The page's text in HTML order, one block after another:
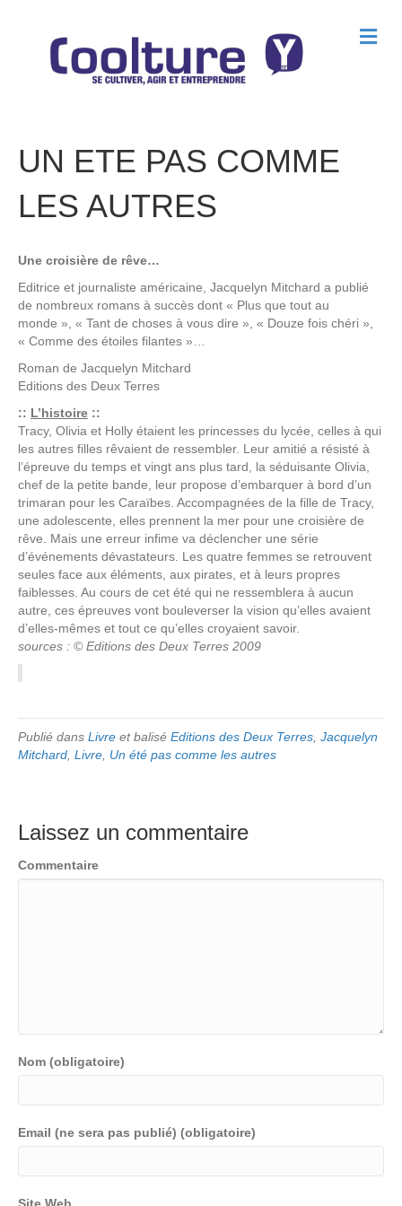
M
e
UN ETE PAS COMME
LES AUTRES
Une croisière de rêve…
Editrice et journaliste américaine, Jacquelyn Mitchard a publié
de nombreux romans à succès dont « Plus que tout au
monde », « Tant de choses à vous dire », « Douze fois chéri »,
« Comme des étoiles filantes »…
Roman de Jacquelyn Mitchard
Editions des Deux Terres
:: L’histoire ::
Tracy, Olivia et Holly étaient les princesses du lycée, celles à qui
les autres filles rêvaient de ressembler. Leur amitié a résisté à
l’épreuve du temps et vingt ans plus tard, la séduisante Olivia,
chef de la petite bande, leur propose d’embarquer à bord d’un
trimaran pour les Caraïbes. Accompagnées de la fille de Tracy,
une adolescente, elles prennent la mer pour une croisière de
rêve. Mais une erreur infime va déclencher une série
d’événements dévastateurs. Les quatre femmes se retrouvent
seules face aux éléments, aux pirates, et à leurs propres
faiblesses. Au cours de cet été qui ne ressemblera à aucun
autre, ces épreuves vont bouleverser la vision qu’elles avaient
d’elles-mêmes et tout ce qu’elles croyaient savoir.
sources : © Editions des Deux Terres 2009
Publié dans Livre et balisé Editions des Deux Terres Jacquelyn
Mitchard Livre Un été pas comme les autres
Laissez un commentaire
Commentaire
Nom (obligatoire)
Email (ne sera pas publié) (obligatoire)
Site Web